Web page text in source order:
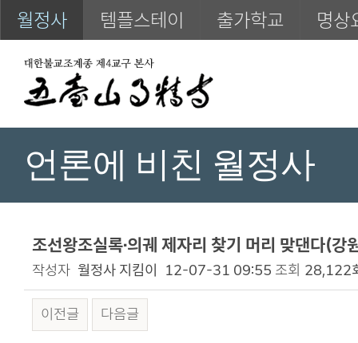
월정사 템플스테이 출가학교 명상
언론에 비친 월정사
조선왕조실록·의궤 제자리 찾기 머리 맞댄다(
작성자 월정사 지킴이 12-07-31 09:55 조회 28,122
이전글 다음글